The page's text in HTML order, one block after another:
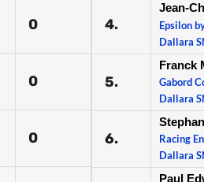
0
0
0
4.
Jean-
Epsilon
Dallara
5.
Franck
Gabord
Dallara
6.
Racing
Dallara
Paul